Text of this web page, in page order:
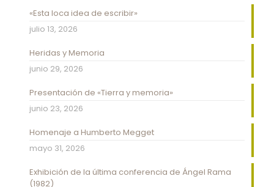
«Esta loca idea de escribir»
julio 13, 2026
Heridas y Memoria
junio 29, 2026
Presentación de «Tierra y memoria»
junio 23, 2026
Homenaje a Humberto Megget
mayo 31, 2026
Exhibición de la última conferencia de Ángel Rama
(1982)